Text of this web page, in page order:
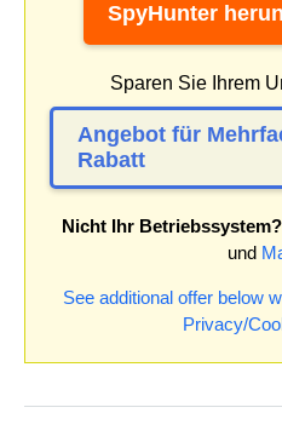
SpyHunter
Sparen Sie Ihrem
Angebot für
Rabatt
Nicht Ihr Betriebssystem?
und
See additional offer below
Privacy/